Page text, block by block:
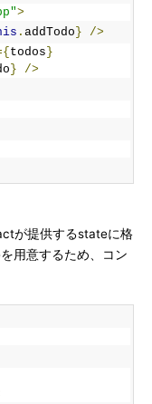
>
. addTodo }
/>
todos }
}
/>
が提供するstateに格
用意するため、コン